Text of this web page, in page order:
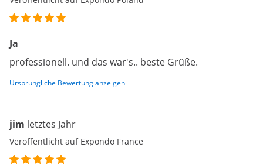
Ja
professionell. und das war's.. beste Grüße.
Ursprüngliche Bewertung anzeigen
jim letztes Jahr
Veröffentlicht auf Expondo France